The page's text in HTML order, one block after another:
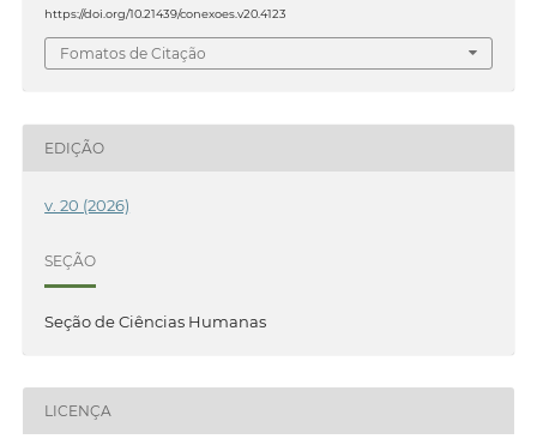
https://doi.org/10.21439/conexoes.v20.4123
Fomatos de Citação
EDIÇÃO
v. 20 (2026)
SEÇÃO
Seção de Ciências Humanas
LICENÇA